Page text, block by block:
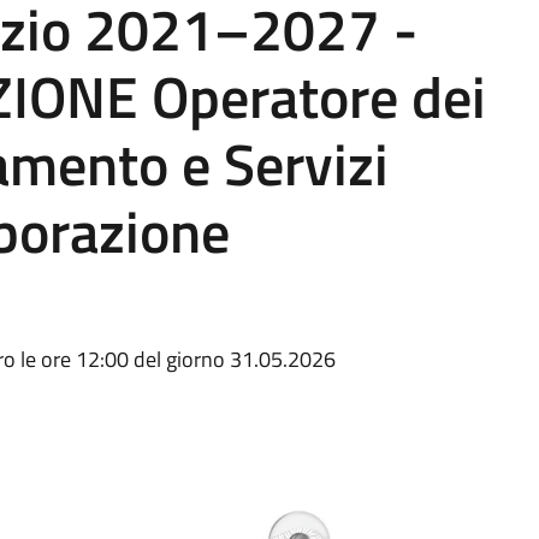
2021–2027 -
Operatore dei
e Servizi
le ore 12:00 del giorno 31.05.2026